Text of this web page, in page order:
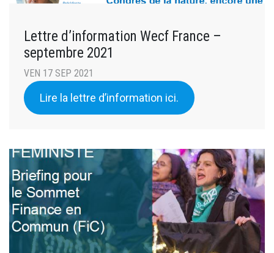
Lettre d’information Wecf France –
septembre 2021
VEN 17 SEP 2021
Lire la lettre d’information ici.